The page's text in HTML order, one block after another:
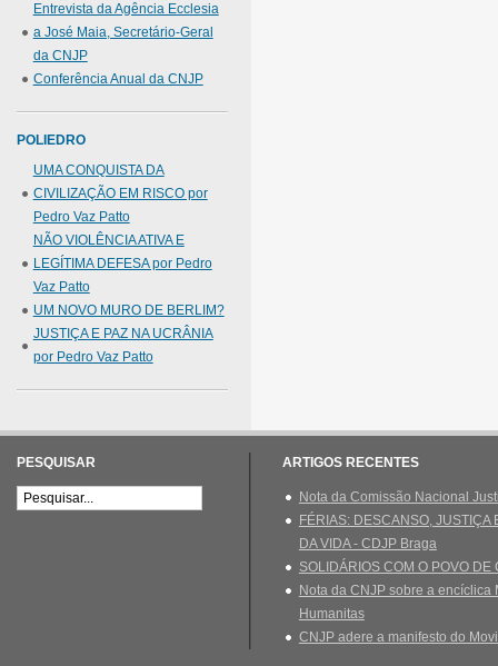
Entrevista da Agência Ecclesia
a José Maia, Secretário-Geral
da CNJP
Conferência Anual da CNJP
POLIEDRO
UMA CONQUISTA DA
CIVILIZAÇÃO EM RISCO por
Pedro Vaz Patto
NÃO VIOLÊNCIA ATIVA E
LEGÍTIMA DEFESA por Pedro
Vaz Patto
UM NOVO MURO DE BERLIM?
JUSTIÇA E PAZ NA UCRÂNIA
por Pedro Vaz Patto
PESQUISAR ARTIGOS RECENTES
Nota da Comissão Nacional
FÉRIAS: DESCANSO, JUSTIÇA
DA VIDA - CDJP Braga
SOLIDÁRIOS COM O POVO DE
Nota da CNJP sobre a encíclica
Humanitas
CNJP adere a manifesto do